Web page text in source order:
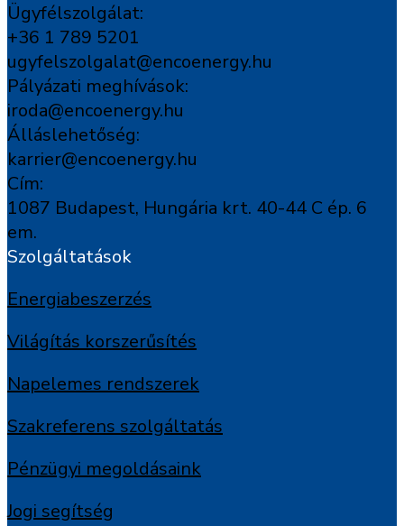
Ügyfélszolgálat:
+36 1 789 5201
ugyfelszolgalat@encoenergy.hu
Pályázati meghívások:
iroda@encoenergy.hu
Álláslehetőség:
karrier@encoenergy.hu
Cím:
1087 Budapest, Hungária krt. 40-44 C ép. 6
em.
Szolgáltatások
Energiabeszerzés
Világítás korszerűsítés
Napelemes rendszerek
Szakreferens szolgáltatás
Pénzügyi megoldásaink
Jogi segítség